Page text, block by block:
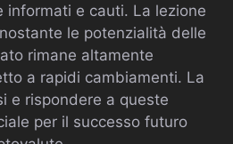
informati e cauti. La lezione
le potenzialità delle
rimane altamente
a rapidi cambiamenti. La
e rispondere a queste
per il successo futuro